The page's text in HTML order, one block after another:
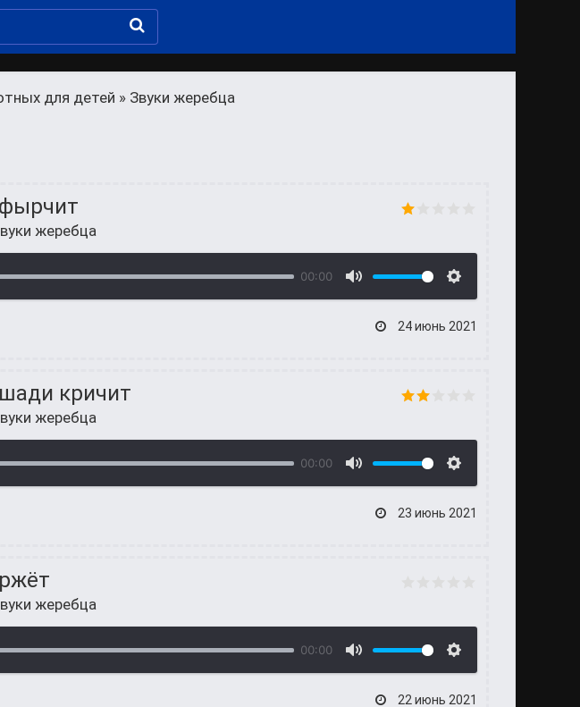
для детей » Звуки жеребца
жеребца
00:00
24 июнь 2021
кричит
жеребца
00:00
23 июнь 2021
жеребца
00:00
22 июнь 2021